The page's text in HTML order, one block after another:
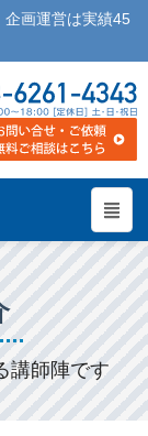
企画運営は実績45
講師陣です